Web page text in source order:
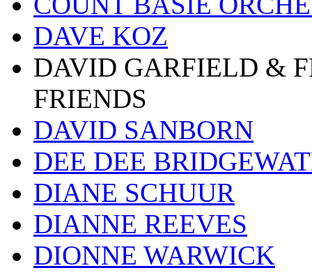
DAVE KOZ
DAVID GARFIELD &
FRIENDS
DAVID SANBORN
DEE DEE
DIANE SCHUUR
DIANNE REEVES
DIONNE WARWICK